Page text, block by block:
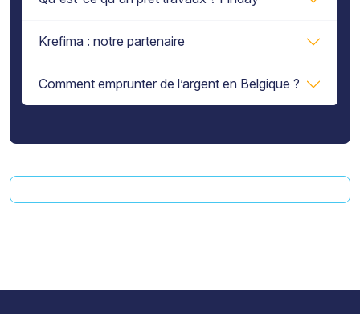
Krefima : notre partenaire
Comment emprunter de l’argent en Belgique ?